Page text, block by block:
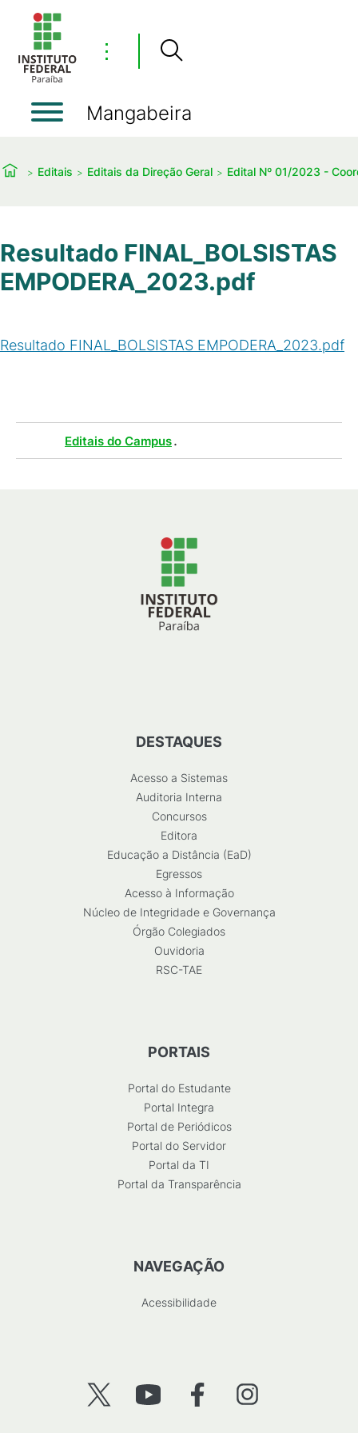
⋮
Mangabeira
Editais Editais da Direção Geral Edital Nº 01/2023 -
Resultado FINAL_BOLSISTAS
EMPODERA_2023.pdf
Resultado FINAL_BOLSISTAS EMPODERA_2023.pdf
Editais do Campus.
DESTAQUES
Acesso a Sistemas
Auditoria Interna
Concursos
Editora
Educação a Distância (EaD)
Egressos
Acesso à Informação
Núcleo de Integridade e Governança
Órgão Colegiados
Ouvidoria
RSC-TAE
PORTAIS
Portal do Estudante
Portal Integra
Portal de Periódicos
Portal do Servidor
Portal da TI
Portal da Transparência
NAVEGAÇÃO
Acessibilidade